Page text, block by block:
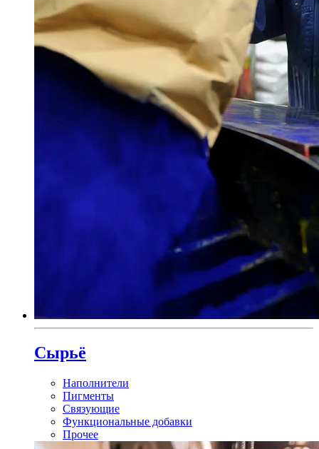
Сырьё
Наполнители
Пигменты
Связующие
Функциональные добавки
Прочее